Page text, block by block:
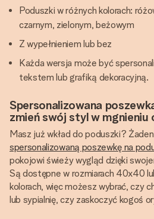
Poduszki w różnych kolorach:
czarnym, zielonym, beżowym
Z wypełnieniem lub bez
Każda wersja może być
tekstem lub grafiką dekoracyjną.
Spersonalizowana
zmień swój styl w mgnieniu
Masz już wkład do poduszki?
spersonalizowaną poszewkę na
pokojowi świeży wygląd dzięki
Są dostępne w rozmiarach 40x40
kolorach, więc możesz wybrać, czy
lub sypialnię, czy zaskoczyć kogoś